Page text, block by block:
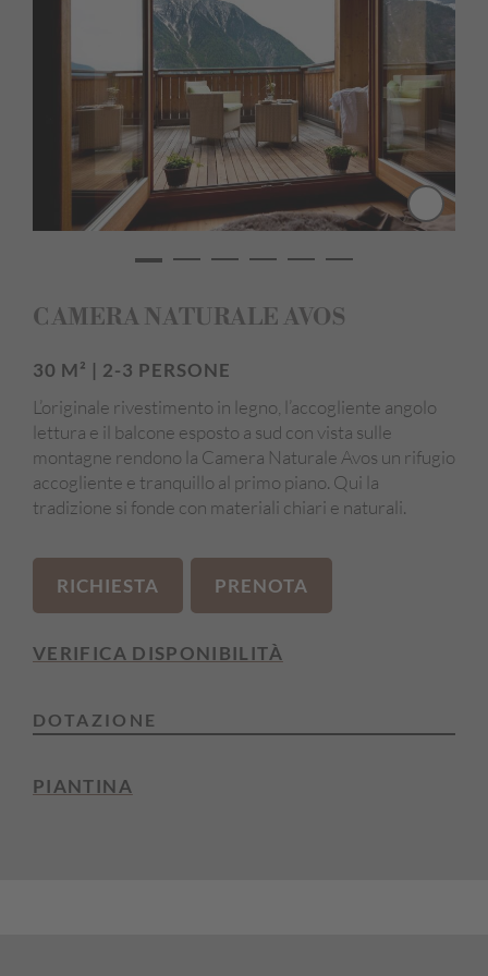
Asciugacapelli
Accappatoio e asciugamani da bagno
Pulizia giornaliera
Pavimento in legno / Materiali naturali
Vista panoramica
CAMERA NATURALE AVOS
30 M² | 2-3 PERSONE
L’originale rivestimento in legno, l’accogliente angolo
lettura e il balcone esposto a sud con vista sulle
montagne rendono la Camera Naturale Avos un rifugio
accogliente e tranquillo al primo piano. Qui la
tradizione si fonde con materiali chiari e naturali.
RICHIESTA PRENOTA
VERIFICA DISPONIBILITÀ
DOTAZIONE
PIANTINA